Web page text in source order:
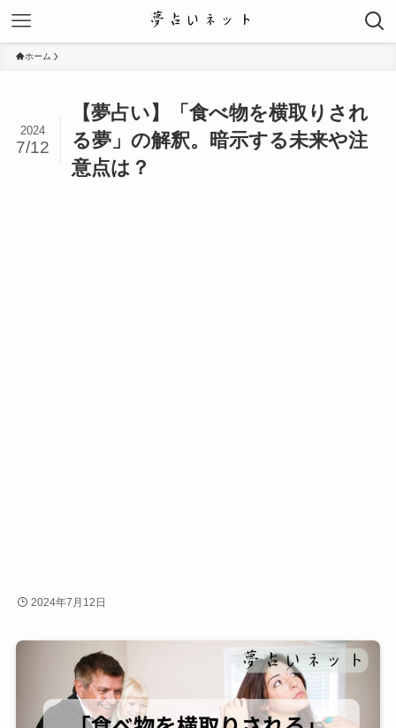
ホーム
【夢占い】「食べ物を横取りされ
る夢」の解釈。暗示する未来や注
意点は？
2024
7/12
2024年7月12日